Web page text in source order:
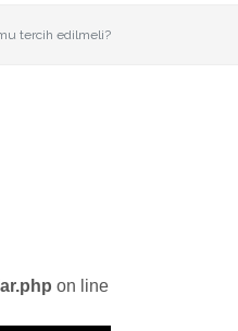
tercih edilmeli?
on line